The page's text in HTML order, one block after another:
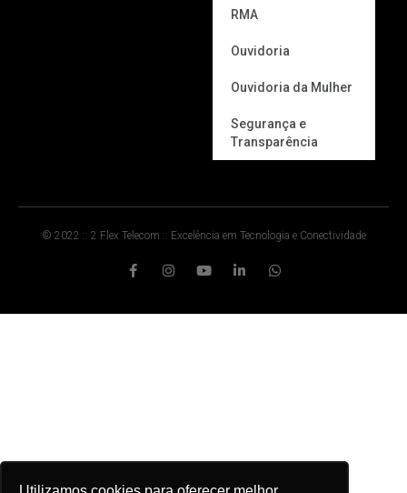
RMA
Ouvidoria
Ouvidoria da Mulher
Segurança e
Transparência
© 2022 :: 2 Flex Telecom :: Excelência em Tecnologia e Conectividade